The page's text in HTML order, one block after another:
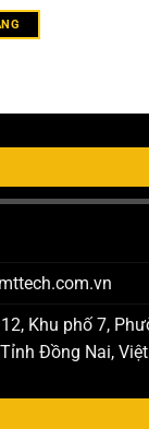
Khu phố 7,
Đồng Nai,